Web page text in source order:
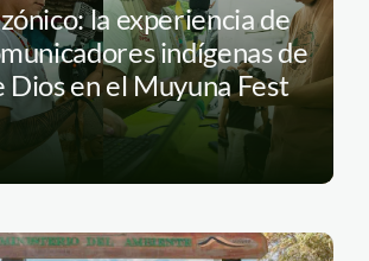
la experiencia de
indígenas de
Dios en el Muyuna Fest